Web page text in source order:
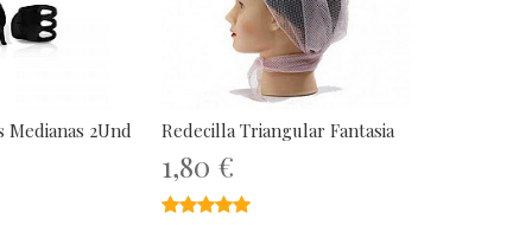
Medianas 2Und Redecilla Triangular Fantasia
1,80 €
★★★★★
★★★★★